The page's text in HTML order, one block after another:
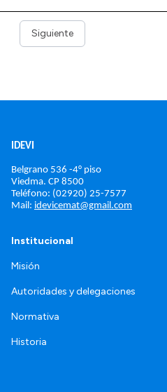
Siguiente
IDEVI
Belgrano 536 -4° piso
Viedma. CP 8500
Teléfono: (02920) 25-7577
Mail: idevicemat@gmail.com
Institucional
Misión
Autoridades y delegaciones
Normativa
Historia